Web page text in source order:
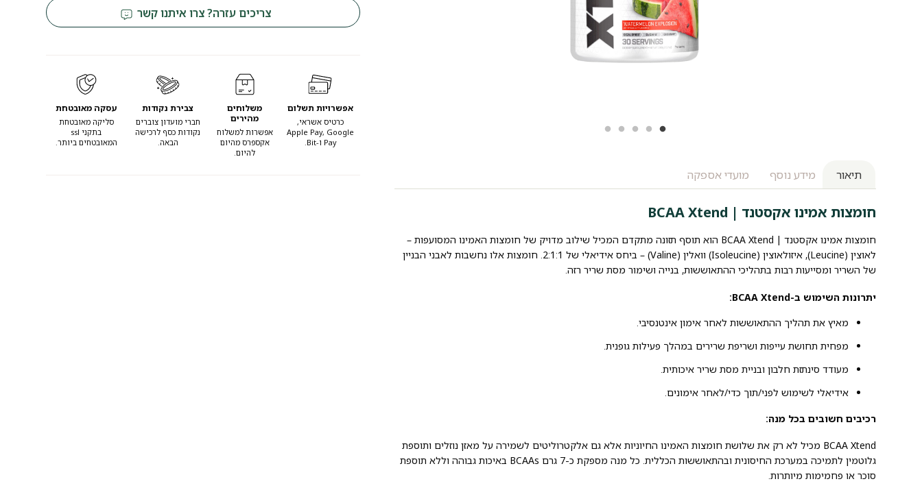
תיאור מידע נוסף מועדי אספקה
חומצות אמינו אקסטנד | BCAA Xtend
חומצות אמינו אקסטנד | BCAA Xtend הוא תוסף תזונה מתקדם המכיל שילוב מדויק של חומצות האמינו המסועפות –
לאוצין (Leucine), איזולאוצין (Isoleucine) וואלין (Valine) – ביחס אידיאלי של 2:1:1. חומצות אלו נחשבות לאבני הבניין
של השריר ומסייעות רבות בתהליכי ההתאוששות, בנייה ושימור מסת שריר רזה.
יתרונות השימוש ב-BCAA Xtend:
מאיץ את תהליך ההתאוששות לאחר אימון אינטנסיבי.
מפחית תחושת עייפות ושריפת שרירים במהלך פעילות גופנית.
מעודד סינתזת חלבון ובניית מסת שריר איכותית.
אידיאלי לשימוש לפני/תוך כדי/לאחר אימונים.
רכיבים חשובים בכל מנה:
BCAA Xtend מכיל לא רק את שלושת חומצות האמינו החיוניות אלא גם אלקטרוליטים לשמירה על מאזן נוזלים ותוספת
גלוטמין לתמיכה במערכת החיסונית ובהתאוששות הכללית. כל מנה מספקת כ-7 גרם BCAAs באיכות גבוהה וללא תוספת
סוכר או פחמימות מיותרות.
צריכים עזרה? צרו איתנו קשר
אפשרויות תשלום
כרטיס אשראי,
Apple Pay, Google
Pay ו-Bit.
משלוחים
מהירים
אפשרות למשלוח
אקספרס מהיום
להיום.
צבירת נקודות
חברי מועדון צוברים
נקודות כסף לרכישה
הבאה.
עסקה מאובטחת
סליקה מאובטחת
בתקני ssl
המאובטחים ביותר.